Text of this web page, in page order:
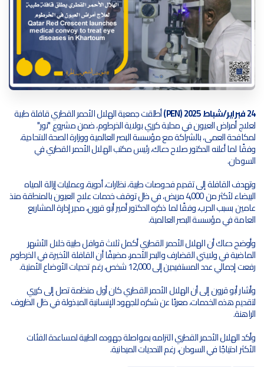
24 فبراير/شباط 2025 (PEN) أطلقت جمعية الهلال الأحمر القطري قافلة طبية
لعلاج أمراض العيون في محلية كرري بولاية الخرطوم، ضمن مشروع "نور"
لمكافحة العمى، بالشراكة مع مؤسسة البصر العالمية ووزارة الصحة الاتحادية،
وفقًا لما أعلنه الدكتور صلاح دعاك، رئيس مكتب الهلال الأحمر القطري في
السودان.
وتهدف القافلة إلى تقديم فحوصات طبية، نظارات، أدوية، وعمليات إزالة المياه
البيضاء لأكثر من 4,000 مريض، في ظل توقف خدمات علاج العيون بالمنطقة منذ
عامين بسبب الحرب، وفقًا لما ذكره الدكتور أمير أبو قرون، مدير إدارة المشاريع
العامة في مؤسسة البصر العالمية.
وأوضح دعاك أن الهلال الأحمر القطري أكمل ثلاث قوافل طبية خلال الأشهر
الماضية في ولايتي القضارف والبحر الأحمر، مضيفًا أن القافلة الأخيرة في الخرطوم
رفعت إجمالي عدد المستفيدين إلى 12,000 شخص، رغم تحديات الأوضاع الأمنية.
وأشار أبو قرون إلى أن الهلال الأحمر القطري كان أول منظمة تصل إلى كرري
لتقديم هذه الخدمات، معربًا عن شكره للجهود الإنسانية المبذولة في ظل الظروف
الراهنة.
وأكد الهلال الأحمر القطري التزامه بمواصلة جهوده الطبية لمساعدة الفئات
الأكثر احتياجًا في السودان، رغم التحديات الميدانية.